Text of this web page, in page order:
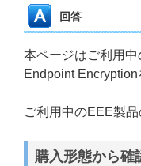
回答
本ページはご利用
Endpoint
ご利用中のEEE製
購入形態から確